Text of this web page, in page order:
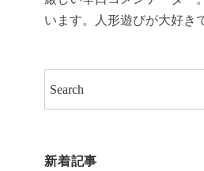
います。人形遊びが大好き
新着記事